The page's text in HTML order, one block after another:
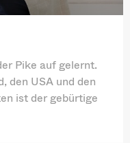
Pike auf gelernt.
den USA und den
ist der gebürtige